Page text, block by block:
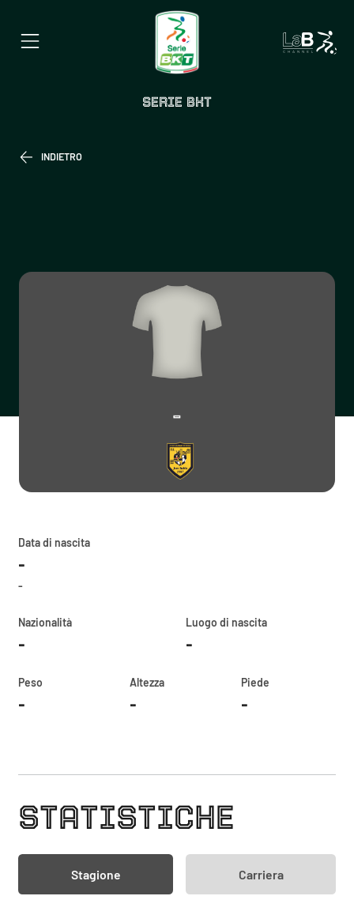
SERIE BKT
INDIETRO
-
Data di nascita
-
-
Nazionalità
-
Luogo di nascita
-
Peso
-
Altezza
-
Piede
-
STATISTICHE
Stagione Carriera